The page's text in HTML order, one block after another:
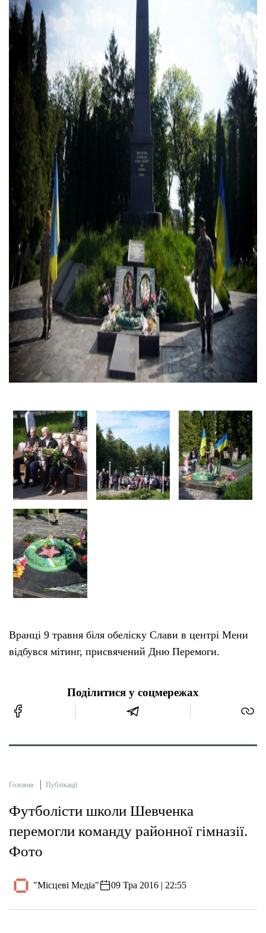
Вранці 9 травня біля обеліску Слави в центрі Мени
відбувся мітинг, присвячений Дню Перемоги.
Поділитися у соцмережах
Головна Публікації
Футболісти школи Шевченка
перемогли команду районної гімназії.
Фото
"Місцеві Медіа" 09 Тра 2016 | 22:55